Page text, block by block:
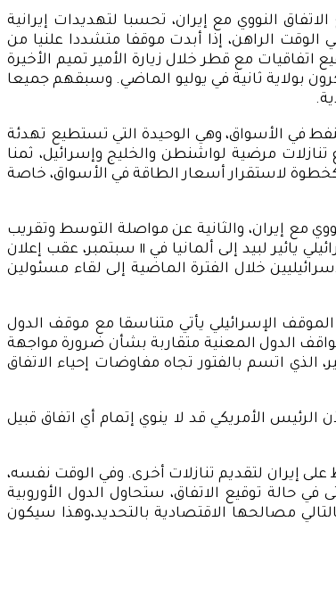
النووي مع إيران، تحسبا لتهديدات إيرانية
الوقت الراهن، إذا أبدت موقفا متشددا علنيا من
اتفاقيات مع قطر خلال زيارة الأمير تميم الأخيرة
بولاية ثانية في يوليو الماضي. وسبقهم جميعا
في الأسواق، وهي الوحيدة التي تستطيع تهدئة
تنازلات مرضية لواشنطن والخليج وإسرائيل، ثمنا
كخطوة لاستقرار أسعار الطاقة في الأسواق، خاصة
مع إيران، والثانية عن مواصلة التوسط وتقريب
وجهات النظر بين الطرفين. فإسرائيل لم تكف محاولاتها البتة لإفشال الاتفاق النووي أبدا، والتي كان آخرها زيارة رئيس الوزراء الإسرائيلي يائير لبيد إلى ألمانيا في ١١ سبتمبر، عقب إعلان
خلال الفترة الماضية إلى لقاء مسئولين
الموقف الإسرائيلي يأتي متناسقا مع موقف الدول
الدول المعنية متقاربة بشأن ضرورة مواجهة
اتسم بالفتور تجاه مفاوضات إحياء الاتفاق
الرئيس الأمريكي قد لا ينوي إتمام أي اتفاق قبيل
إيران لتقديم تنازلات أخرى. وفي الوقت نفسه،
حالة توقيع الاتفاق، ستحاول الدول الأوروبية
مصالحها الاقتصادية بالتحديد،وهذا سيكون